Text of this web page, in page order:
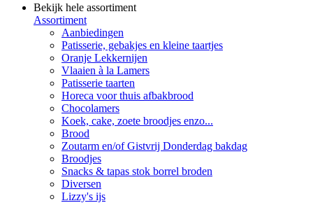
Bekijk hele assortiment
Assortiment
Aanbiedingen
Patisserie, gebakjes en kleine taartjes
Oranje Lekkernijen
Vlaaien à la Lamers
Patisserie taarten
Horeca voor thuis afbakbrood
Chocolamers
Koek, cake, zoete broodjes enzo...
Brood
Zoutarm en/of Gistvrij Donderdag bakdag
Broodjes
Snacks & tapas stok borrel broden
Diversen
Lizzy's ijs